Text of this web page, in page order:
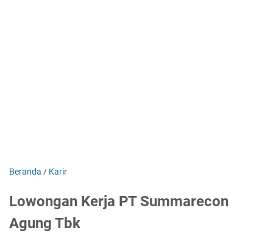
Beranda / Karir
Lowongan Kerja PT Summarecon
Agung Tbk